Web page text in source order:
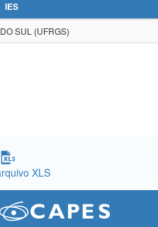
IES
SUL (UFRGS)
XLS